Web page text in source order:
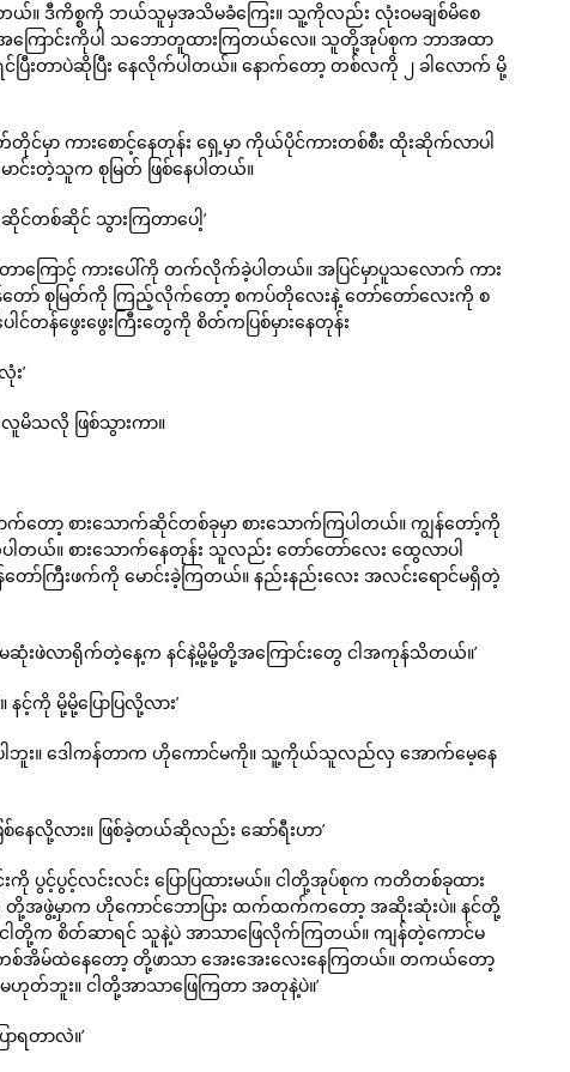
ယ်။ ဒီကိစ္စကို ဘယ်သူမှအသိမခံကြေး။ သူ့ကိုလည်း လုံးဝမချစ်မိစေ
ယ့်အကြောင်းကိုပါ သဘောတူထားကြတယ်လေ။ သူတို့အုပ်စုက ဘာအထာ
ြီးတာပဲဆိုပြီး နေလိုက်ပါတယ်။ နောက်တော့ တစ်လကို ၂ ခါလောက် မို့
င်မှာ ကားစောင့်နေတုန်း ရှေ့မှာ ကိုယ်ပိုင်ကားတစ်စီး ထိုးဆိုက်လာပါ
င်းတဲ့သူက စုမြတ် ဖြစ်နေပါတယ်။
ဆိုင်တစ်ဆိုင် သွားကြတာပေါ့’
ာကြောင့် ကားပေါ်ကို တက်လိုက်ခဲ့ပါတယ်။ အပြင်မှာပူသလောက် ကား
ော် စုမြတ်ကို ကြည့်လိုက်တော့ စကပ်တိုလေးနဲ့ တော်တော်လေးကို စ
တန်ဖွေးဖွေးကြီးတွေကို စိတ်ကပြစ်မှားနေတုန်း
’
မိသလို ဖြစ်သွားကာ။
ော့ စားသောက်ဆိုင်တစ်ခုမှာ စားသောက်ကြပါတယ်။ ကျွန်တော့်ကို
ယ်။ စားသောက်နေတုန်း သူလည်း တော်တော်လေး ထွေလာပါ
ာ်ကြီးဖက်ကို မောင်းခဲ့ကြတယ်။ နည်းနည်းလေး အလင်းရောင်မရှိတဲ့
ဆုံးဖဲလာရိုက်တဲ့နေ့က နင်နဲ့မို့မို့တို့အကြောင်းတွေ ငါအကုန်သိတယ်။’
င့်ကို မို့မို့ပြောပြလို့လား’
ရှိပါဘူး။ ဒေါကန်တာက ဟိုကောင်မကို။ သူ့ကိုယ်သူလည်လှ အောက်မေ့နေ
နေလို့လား။ ဖြစ်ခဲ့တယ်ဆိုလည်း ဆော်ရီးဟာ’
းကို ပွင့်ပွင့်လင်းလင်း ပြောပြထားမယ်။ ငါတို့အုပ်စုက ကတိတစ်ခုထား
ယ့် တို့အဖွဲ့မှာက ဟိုကောင်ဘောပြား ထက်ထက်ကတော့ အဆိုးဆုံးပဲ။ နင်တို့
ါတို့က စိတ်ဆာရင် သူနဲ့ပဲ အာသာဖြေလိုက်ကြတယ်။ ကျန်တဲ့ကောင်မ
စ်အိမ်ထဲနေတော့ တို့ဖာသာ အေးအေးလေးနေကြတယ်။ တကယ်တော့
ဟုတ်ဘူး။ ငါတို့အာသာဖြေကြတာ အတုနဲ့ပဲ။’
ာရတာလဲ။’